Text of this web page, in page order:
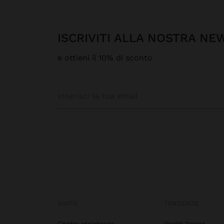
ISCRIVITI ALLA NOSTRA
e ottieni il 10% di sconto